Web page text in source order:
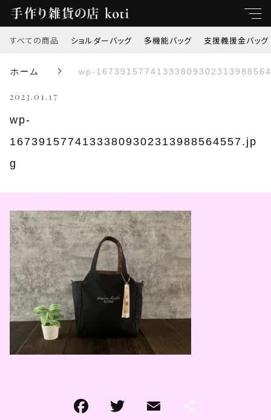
すべての商品 ショルダーバッグ 多機能バッグ 支援義援金バッグ
ホーム wp-
2023.01.17
wp-
16739157741333809302313988564557.jp
g
オリジナル刺繍
トートバッグ
その他
親カテゴリ
価格帯
～
並び順
その他
セール